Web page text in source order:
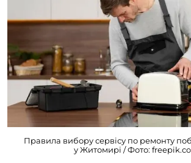
Правила вибору сервісу по ремонту
у Житомирі / Фото: